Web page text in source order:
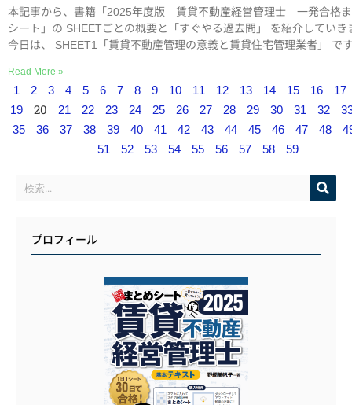
本記事から、書籍「2025年度版 賃貸不動産経営管理士 一発合格
シート」の SHEETごとの概要と「すぐやる過去問」 を紹介していき
今日は、 SHEET1「賃貸不動産管理の意義と賃貸住宅管理業者」 で
Read More »
1 2 3 4 5 6 7 8 9 10 11 12 13 14 15 16
17
19
20 21 22 23 24 25 26 27 28 29 30 31 32
35
36 37 38 39 40 41 42 43 44 45 46 47 48
51
52 53 54 55 56 57 58 59
プロフィール